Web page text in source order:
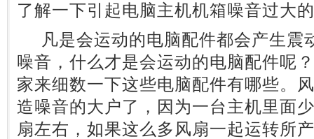
了解一下引起电脑主机机箱噪音过大
凡是会运动的电脑配件都会产生震
噪音，什么才是会运动的电脑配件呢
家来细数一下这些电脑配件有哪些。
造噪音的大户了，因为一台主机里面
扇左右，如果这么多风扇一起运转所